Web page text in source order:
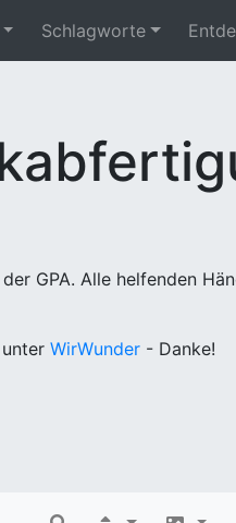
Schlagworte
GPA. Alle helfenden
WirWunder - Danke!